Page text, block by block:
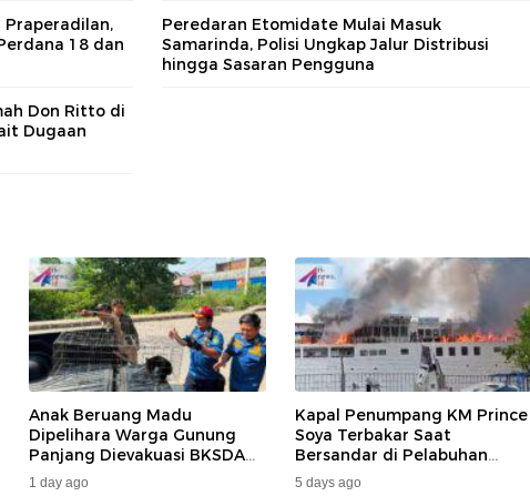
Praperadilan,
18 dan
Peredaran Etomidate Mulai Masuk
Samarinda, Polisi Ungkap Jalur Distribusi
hingga Sasaran Pengguna
Don Ritto di
Dugaan
Anak Beruang Madu
Dipelihara Warga Gunung
Panjang Dievakuasi BKSDA
Dan DAMKAR
1 day ago
Kapal Penumpang KM Prince
Soya Terbakar Saat
Bersandar di Pelabuhan
Samarinda, Keberangkatan
5 days ago